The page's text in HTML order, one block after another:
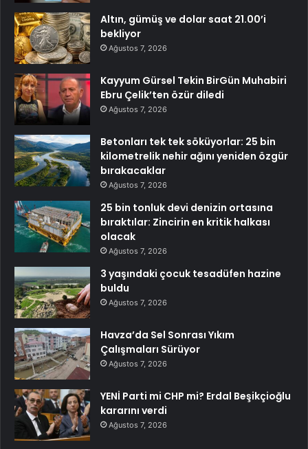
Altın, gümüş ve dolar saat 21.00’i
bekliyor
Ağustos 7, 2026
Kayyum Gürsel Tekin BirGün Muhabiri
Ebru Çelik’ten özür diledi
Ağustos 7, 2026
Betonları tek tek söküyorlar: 25 bin
kilometrelik nehir ağını yeniden özgür
bırakacaklar
Ağustos 7, 2026
25 bin tonluk devi denizin ortasına
bıraktılar: Zincirin en kritik halkası
olacak
Ağustos 7, 2026
3 yaşındaki çocuk tesadüfen hazine
buldu
Ağustos 7, 2026
Havza’da Sel Sonrası Yıkım
Çalışmaları Sürüyor
Ağustos 7, 2026
YENİ Parti mi CHP mi? Erdal Beşikçioğlu
kararını verdi
Ağustos 7, 2026